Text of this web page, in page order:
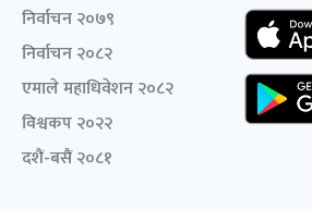
निर्वाचन २०७९
निर्वाचन २०८२
एमाले महाधिवेशन २०८२
विश्वकप २०२२
दशैं-बसैं २०८१